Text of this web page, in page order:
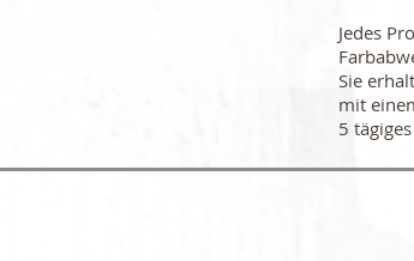
Jedes
Sie
mit
5